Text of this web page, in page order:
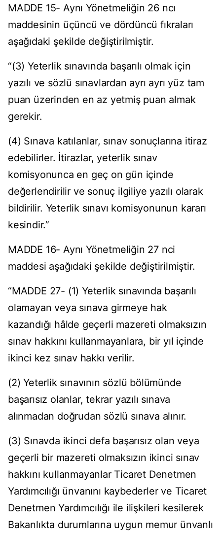
MADDE 15- Aynı Yönetmeliğin 26 ncı
maddesinin üçüncü ve dördüncü fıkraları
aşağıdaki şekilde değiştirilmiştir.
“(3) Yeterlik sınavında başarılı olmak için
yazılı ve sözlü sınavlardan ayrı ayrı yüz tam
puan üzerinden en az yetmiş puan almak
gerekir.
(4) Sınava katılanlar, sınav sonuçlarına itiraz
edebilirler. İtirazlar, yeterlik sınav
komisyonunca en geç on gün içinde
değerlendirilir ve sonuç ilgiliye yazılı olarak
bildirilir. Yeterlik sınavı komisyonunun kararı
kesindir.”
MADDE 16- Aynı Yönetmeliğin 27 nci
maddesi aşağıdaki şekilde değiştirilmiştir.
“MADDE 27- (1) Yeterlik sınavında başarılı
olamayan veya sınava girmeye hak
kazandığı hâlde geçerli mazereti olmaksızın
sınav hakkını kullanmayanlara, bir yıl içinde
ikinci kez sınav hakkı verilir.
(2) Yeterlik sınavının sözlü bölümünde
başarısız olanlar, tekrar yazılı sınava
alınmadan doğrudan sözlü sınava alınır.
(3) Sınavda ikinci defa başarısız olan veya
geçerli bir mazereti olmaksızın ikinci sınav
hakkını kullanmayanlar Ticaret Denetmen
Yardımcılığı ünvanını kaybederler ve Ticaret
Denetmen Yardımcılığı ile ilişkileri kesilerek
Bakanlıkta durumlarına uygun memur ünvanlı